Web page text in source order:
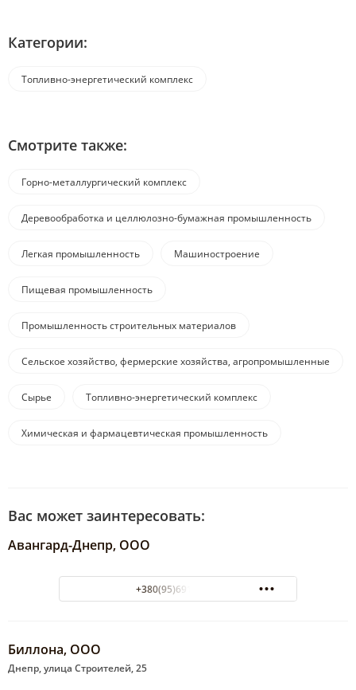
Категории:
Топливно-энергетический комплекс
Смотрите также:
Горно-металлургический комплекс
Деревообработка и целлюлозно-бумажная промышленность
Легкая промышленность Машиностроение
Пищевая промышленность
Промышленность строительных материалов
Сельское хозяйство, фермерские хозяйства, агропромышленные
Сырье Топливно-энергетический комплекс
Химическая и фармацевтическая промышленность
Вас может заинтересовать:
Авангард-Днепр, ООО
+380(95)691-68-63
Биллона, ООО
Днепр, улица Строителей, 25